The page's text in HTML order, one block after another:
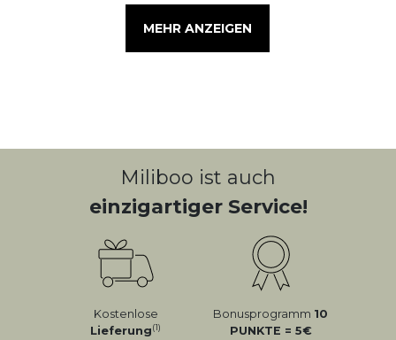
MEHR ANZEIGEN
Miliboo ist auch
einzigartiger Service!
Kostenlose
Lieferung(1)
Bonusprogramm 10
PUNKTE = 5